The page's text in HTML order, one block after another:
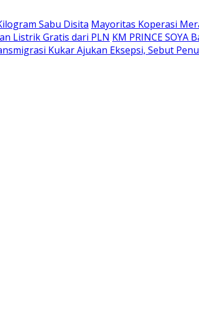
Sabu Disita Mayoritas Koperasi
Listrik Gratis dari PLN KM PRINCE
Kukar Ajukan Eksepsi, Sebut